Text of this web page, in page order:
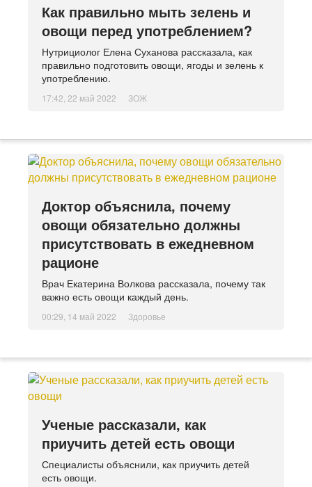
Как правильно мыть зелень и
овощи перед употреблением?
Нутрициолог Елена Суханова рассказала, как
правильно подготовить овощи, ягоды и зелень к
употреблению.
17:42, 22 май 2022 ЗОЖ
Доктор объяснила, почему
овощи обязательно должны
присутствовать в ежедневном
рационе
Врач Екатерина Волкова рассказала, почему так
важно есть овощи каждый день.
00:29, 14 май 2022 Здоровье
Ученые рассказали, как
приучить детей есть овощи
Специалисты объяснили, как приучить детей
есть овощи.